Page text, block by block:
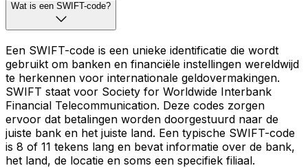
Wat is een SWIFT-code?
Een SWIFT-code is een unieke identificatie die wordt
gebruikt om banken en financiële instellingen wereldwijd
te herkennen voor internationale geldovermakingen.
SWIFT staat voor Society for Worldwide Interbank
Financial Telecommunication. Deze codes zorgen
ervoor dat betalingen worden doorgestuurd naar de
juiste bank en het juiste land. Een typische SWIFT-code
is 8 of 11 tekens lang en bevat informatie over de bank,
het land, de locatie en soms een specifiek filiaal.